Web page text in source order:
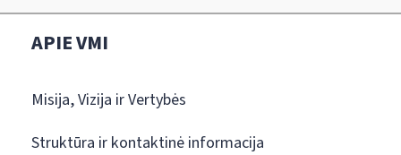
APIE VMI
Misija, Vizija ir Vertybės
Struktūra ir kontaktinė informacija